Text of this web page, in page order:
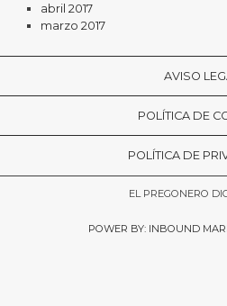
abril 2017
marzo 2017
AVISO
POLÍTICA DE
POLÍTICA DE
EL PREGONERO
POWER BY: INBOUND